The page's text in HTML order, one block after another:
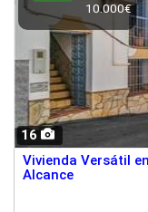
16
10.000€
Vivienda Versátil
Alcance